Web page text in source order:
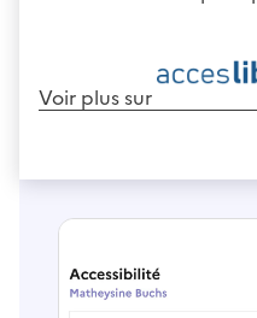
Voir plus sur